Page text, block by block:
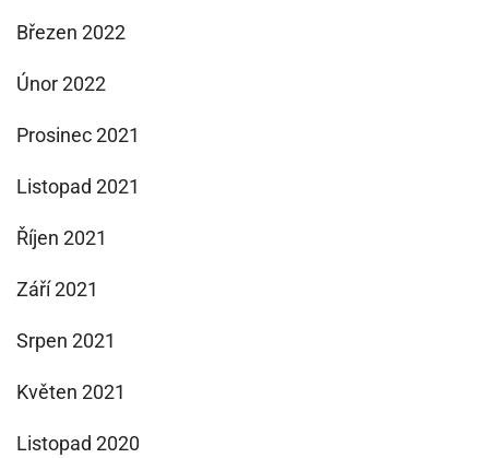
Březen 2022
Únor 2022
Prosinec 2021
Listopad 2021
Říjen 2021
Září 2021
Srpen 2021
Květen 2021
Listopad 2020